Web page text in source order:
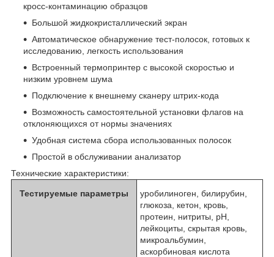
кросс-контаминацию образцов
Большой жидкокристаллический экран
Автоматическое обнаружение тест-полосок, готовых к
исследованию, легкость использования
Встроенный термопринтер с высокой скоростью и
низким уровнем шума
Подключение к внешнему сканеру штрих-кода
Возможность самостоятельной установки флагов на
отклоняющихся от нормы значениях
Удобная система сбора использованных полосок
Простой в обслуживании анализатор
Технические характеристики:
Тестируемые параметры
уробилиноген, билирубин,
глюкоза, кетон, кровь,
протеин, нитриты, рН,
лейкоциты, скрытая кровь,
микроальбумин,
аскорбиновая кислота